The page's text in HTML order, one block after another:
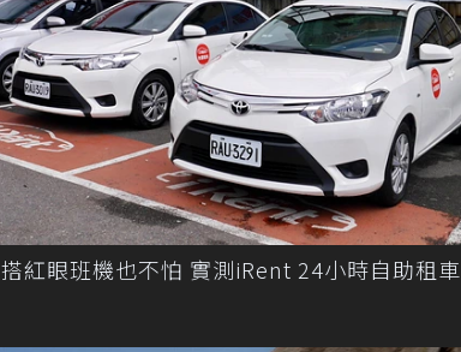
搭紅眼班機也不怕 實測iRent 24小時自助租車